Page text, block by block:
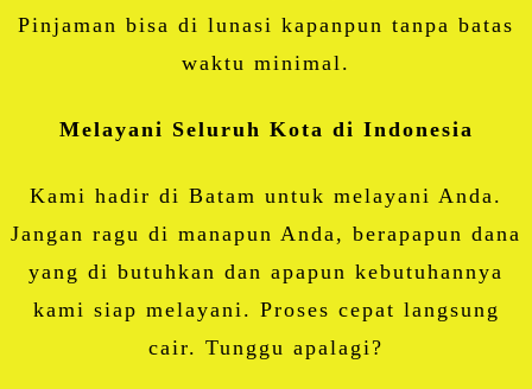
Pinjaman bisa di lunasi kapanpun tanpa batas
waktu minimal.
Melayani Seluruh Kota di Indonesia
Kami hadir di Batam untuk melayani Anda.
Jangan ragu di manapun Anda, berapapun dana
yang di butuhkan dan apapun kebutuhannya
kami siap melayani. Proses cepat langsung
cair. Tunggu apalagi?